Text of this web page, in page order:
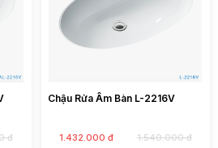
đ
Chậu Rửa Âm Bàn L-2216V
1.432.000 đ 1.540.000 đ